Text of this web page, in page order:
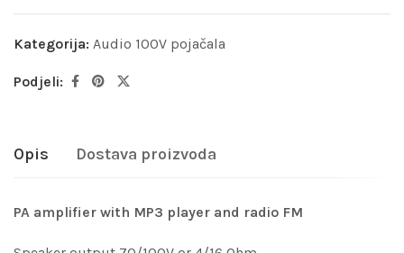
Kategorija: Audio 100V pojačala
Podjeli:
Opis Dostava proizvoda
PA amplifier with MP3 player and radio FM